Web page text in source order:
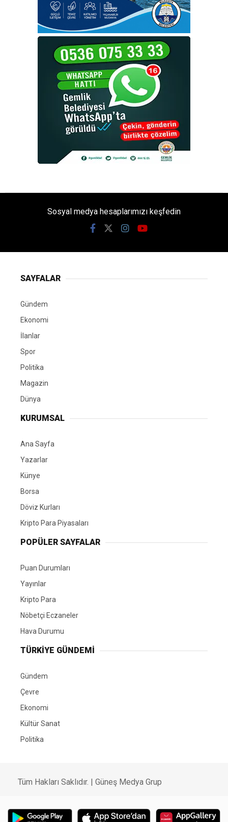
Sosyal medya hesaplarımızı keşfedin
SAYFALAR
Gündem
Ekonomi
İlanlar
Spor
Politika
Magazin
Dünya
KURUMSAL
Ana Sayfa
Yazarlar
Künye
Borsa
Döviz Kurları
Kripto Para Piyasaları
POPÜLER SAYFALAR
Puan Durumları
Yayınlar
Kripto Para
Nöbetçi Eczaneler
Hava Durumu
TÜRKIYE GÜNDEMI
Gündem
Çevre
Ekonomi
Kültür Sanat
Politika
Tüm Hakları Saklıdır. | Güneş Medya Grup